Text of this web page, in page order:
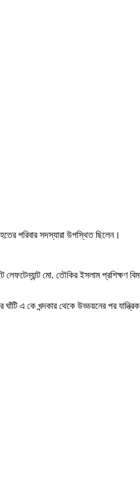
পরিবার সদস্যারা উপস্থিত ছিলেন।
মো. তৌকির ইসলাম প্রশিক্ষণ
ঘাঁটি এ কে খন্দকার থেকে উড্ডয়নের পর